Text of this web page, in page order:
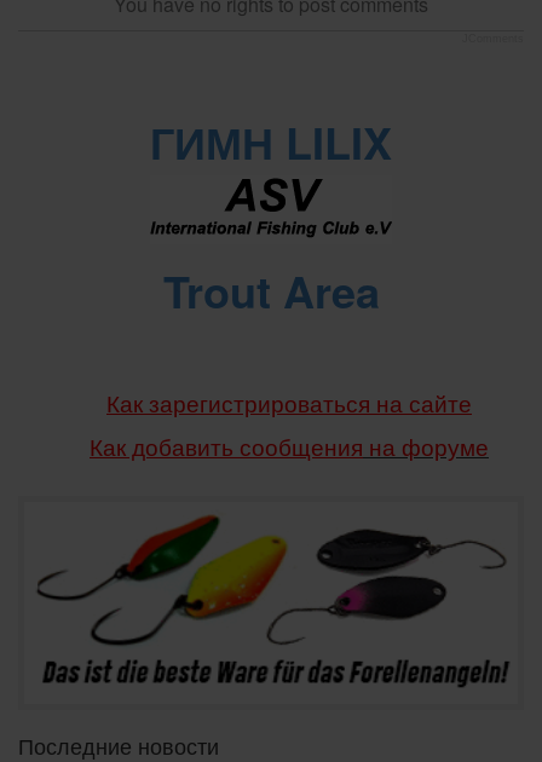
ГИМН LILIX
Trout Area
Как зарегистрироваться на сайте
Как добавить сообщения на форуме
Последние новости